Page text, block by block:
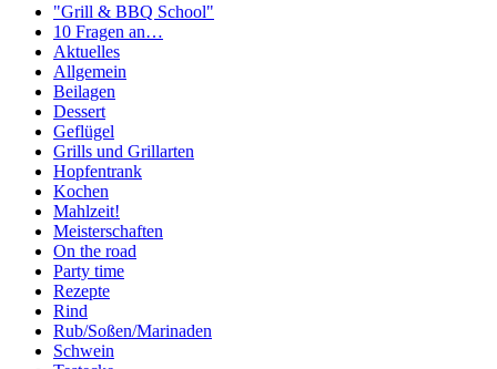
"Grill & BBQ School"
10 Fragen an…
Aktuelles
Allgemein
Beilagen
Dessert
Geflügel
Grills und Grillarten
Hopfentrank
Kochen
Mahlzeit!
Meisterschaften
On the road
Party time
Rezepte
Rind
Rub/Soßen/Marinaden
Schwein